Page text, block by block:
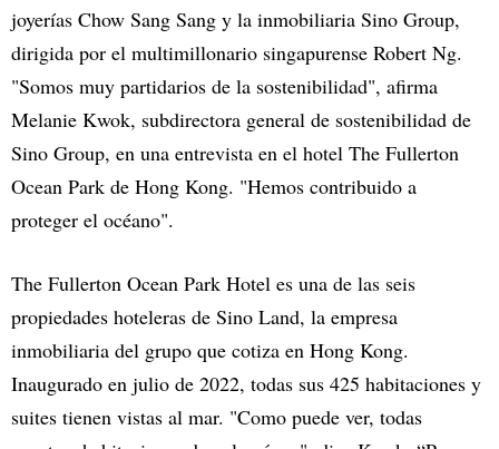
joyerías Chow Sang Sang y la inmobiliaria Sino Group,
dirigida por el multimillonario singapurense Robert Ng.
"Somos muy partidarios de la sostenibilidad", afirma
Melanie Kwok, subdirectora general de sostenibilidad de
Sino Group, en una entrevista en el hotel The Fullerton
Ocean Park de Hong Kong. "Hemos contribuido a
proteger el océano".
The Fullerton Ocean Park Hotel es una de las seis
propiedades hoteleras de Sino Land, la empresa
inmobiliaria del grupo que cotiza en Hong Kong.
Inaugurado en julio de 2022, todas sus 425 habitaciones y
suites tienen vistas al mar. "Como puede ver, todas